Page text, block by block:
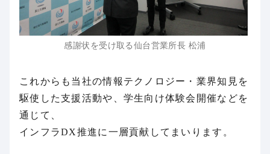
感謝状を受け取る仙台営業所長 松浦
これからも当社の情報テクノロジー・業界知見を
駆使した支援活動や、学生向け体験会開催などを
通じて、
インフラDX推進に一層貢献してまいります。